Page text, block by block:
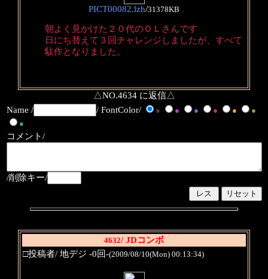
PICT00082.lzh/31378KB
朝よく見かけた２０代のＯＬさんです
日にち替えて３回チャレンジしましたが、すべて
駄作となりました。
△NO.4634 に返信△
Name /
/ FontColor/ ● ● ● ● ●
●
●
コメント/
/削除キー/
4632/ JDコンボ
□投稿者/ 地デジ -0回-(2009/08/10(Mon) 00:13:34)